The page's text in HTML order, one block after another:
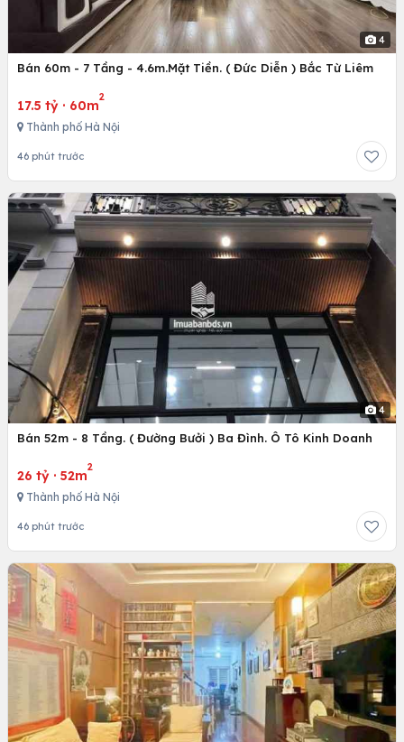
4
Bán 60m - 7 Tầng - 4.6m.Mặt Tiền. ( Đức Diễn ) Bắc Từ Liêm
17.5 tỷ · 60m
2
Thành phố Hà Nội
46 phút trước
4
Bán 52m - 8 Tầng. ( Đường Bưởi ) Ba Đình. Ô Tô Kinh Doanh
26 tỷ · 52m
2
Thành phố Hà Nội
46 phút trước